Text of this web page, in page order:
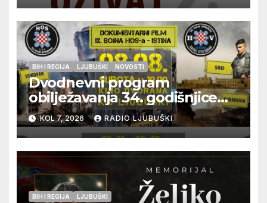
BIH I REGIJA LJUBUŠKI NOVOSTI
Dvodnevni program
obilježavanja 34. godišnjice
pogibije generala Blaža
Kraljevića i osmorice
pripadnika HOS-a
KOL 7, 2026 RADIO LJUBUŠKI
BIH I REGIJA LJUBUŠKI